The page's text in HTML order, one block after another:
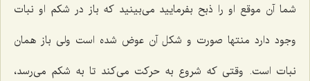
شما آن موقع او را ذبح بفرمایید می‌بینید که باز در شکم او نبات
وجود دارد منتها صورت و شکل آن عوض شده است ولی باز همان
نبات است. وقتی که شروع به حرکت می‌کند تا به شکم می‌رسد،